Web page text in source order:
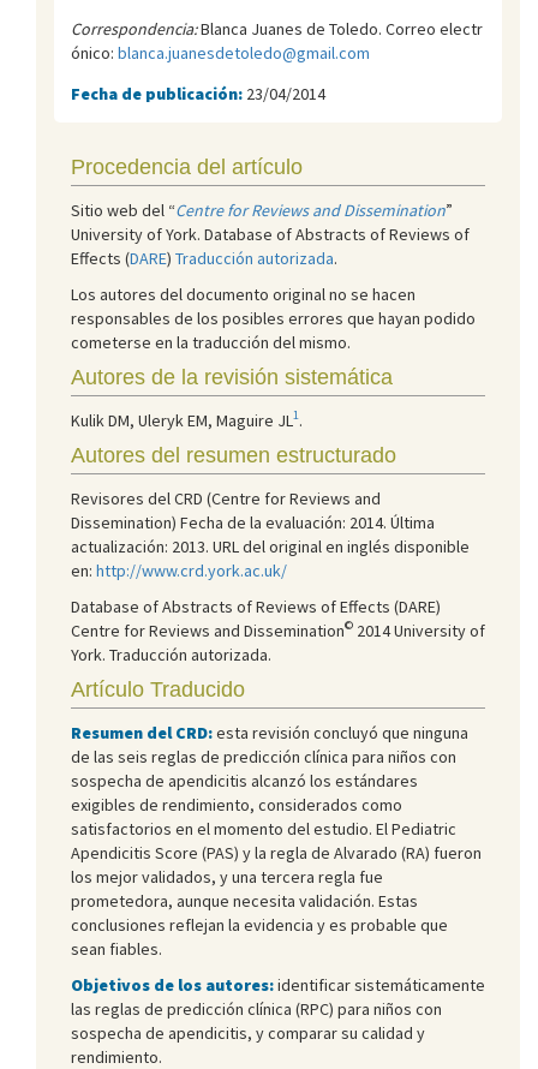
Correspondencia:Blanca Juanes de Toledo. Correo electr
ónico: blanca.juanesdetoledo@gmail.com
Fecha de publicación: 23/04/2014
Procedencia del artículo
Sitio web del “Centre for Reviews and Dissemination”
University of York. Database of Abstracts of Reviews of
Effects (DARE) Traducción autorizada.
Los autores del documento original no se hacen
responsables de los posibles errores que hayan podido
cometerse en la traducción del mismo.
Autores de la revisión sistemática
Kulik DM, Uleryk EM, Maguire JL 1.
Autores del resumen estructurado
Revisores del CRD (Centre for Reviews and
Dissemination) Fecha de la evaluación: 2014. Última
actualización: 2013. URL del original en inglés disponible
en: http://www.crd.york.ac.uk/
Database of Abstracts of Reviews of Effects (DARE)
Centre for Reviews and Dissemination© 2014 University of
York. Traducción autorizada.
Artículo Traducido
Resumen del CRD:esta revisión concluyó que ninguna
de las seis reglas de predicción clínica para niños con
sospecha de apendicitis alcanzó los estándares
exigibles de rendimiento, considerados como
satisfactorios en el momento del estudio. El Pediatric
Apendicitis Score (PAS) y la regla de Alvarado (RA) fueron
los mejor validados, y una tercera regla fue
prometedora, aunque necesita validación. Estas
conclusiones reflejan la evidencia y es probable que
sean fiables.
Objetivos de los autores:identificar sistemáticamente
las reglas de predicción clínica (RPC) para niños con
sospecha de apendicitis, y comparar su calidad y
rendimiento.